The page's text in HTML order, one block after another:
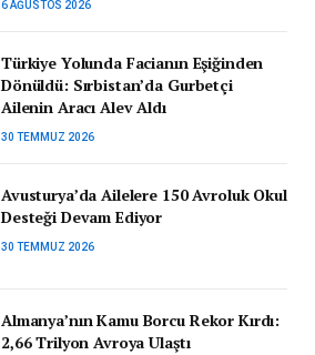
6 AĞUSTOS 2026
Türkiye Yolunda Facianın Eşiğinden
Dönüldü: Sırbistan’da Gurbetçi
Ailenin Aracı Alev Aldı
30 TEMMUZ 2026
Avusturya’da Ailelere 150 Avroluk Okul
Desteği Devam Ediyor
30 TEMMUZ 2026
Almanya’nın Kamu Borcu Rekor Kırdı:
2,66 Trilyon Avroya Ulaştı